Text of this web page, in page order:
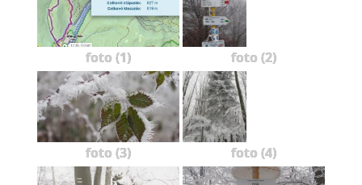
foto (1) foto (2)
foto (3) foto (4)